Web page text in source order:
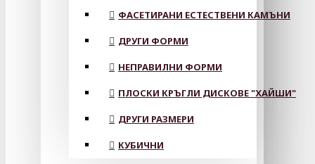
ФАСЕТИРАНИ ЕСТЕСТВЕНИ КАМЪНИ
ДРУГИ ФОРМИ
НЕПРАВИЛНИ ФОРМИ
ПЛОСКИ КРЪГЛИ ДИСКОВЕ "ХАЙШИ"
ДРУГИ РАЗМЕРИ
КУБИЧНИ